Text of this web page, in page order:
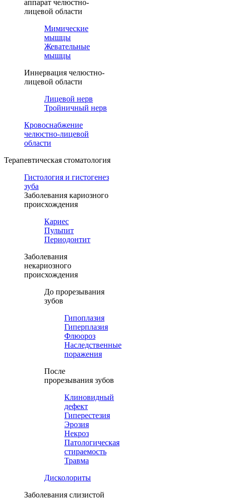
аппарат челюстно-
лицевой области
Мимические
мышцы
Жевательные
мышцы
Иннервация челюстно-
лицевой области
Лицевой нерв
Тройничный нерв
Кровоснабжение
челюстно-лицевой
области
Терапевтическая стоматология
Гистология и гистогенез
зуба
Заболевания кариозного
происхождения
Кариес
Пульпит
Периодонтит
Заболевания
некариозного
происхождения
До прорезывания
зубов
Гипоплазия
Гиперплазия
Флюороз
Наследственные
поражения
После
прорезывания зубов
Клиновидный
дефект
Гиперестезия
Эрозия
Некроз
Патологическая
стираемость
Травма
Дисколориты
Заболевания слизистой